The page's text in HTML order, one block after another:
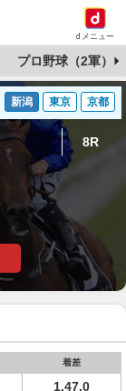
dメニュー
プロ野球（2軍）
新潟 東京 京都
8R
着差
1.47.0